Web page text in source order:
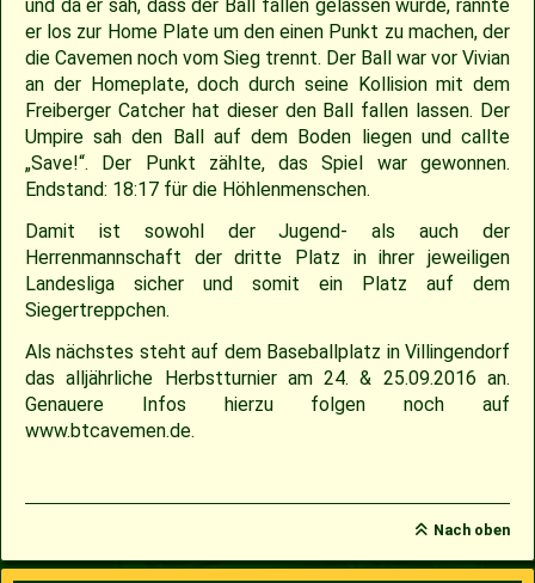
und da er sah, dass der Ball fallen gelassen wurde, rannte
er los zur Home Plate um den einen Punkt zu machen, der
die Cavemen noch vom Sieg trennt. Der Ball war vor Vivian
an der Homeplate, doch durch seine Kollision mit dem
Freiberger Catcher hat dieser den Ball fallen lassen. Der
Umpire sah den Ball auf dem Boden liegen und callte
„Save!“. Der Punkt zählte, das Spiel war gewonnen.
Endstand: 18:17 für die Höhlenmenschen.
Damit ist sowohl der Jugend- als auch der
Herrenmannschaft der dritte Platz in ihrer jeweiligen
Landesliga sicher und somit ein Platz auf dem
Siegertreppchen.
Als nächstes steht auf dem Baseballplatz in Villingendorf
das alljährliche Herbstturnier am 24. & 25.09.2016 an.
Genauere Infos hierzu folgen noch auf
www.btcavemen.de.
Nach oben